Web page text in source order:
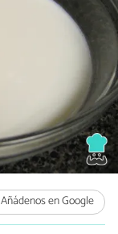
Añádenos en Google